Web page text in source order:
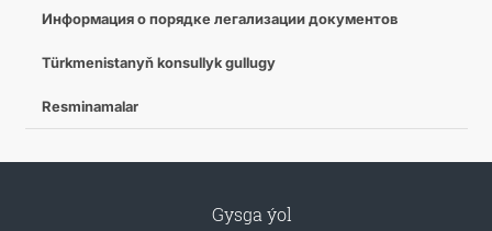
Информация о порядке легализации документов
Türkmenistanyň konsullyk gullugy
Resminamalar
Gysga ýol